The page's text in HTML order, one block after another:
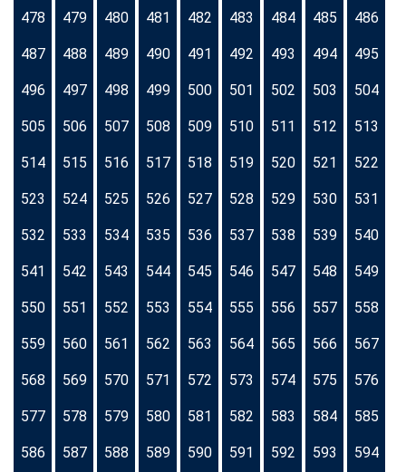
478 479 480 481 482 483 484 485 486
487 488 489 490 491 492 493 494 495
496 497 498 499 500 501 502 503 504
505 506 507 508 509 510 511 512 513
514 515 516 517 518 519 520 521 522
523 524 525 526 527 528 529 530 531
532 533 534 535 536 537 538 539 540
541 542 543 544 545 546 547 548 549
550 551 552 553 554 555 556 557 558
559 560 561 562 563 564 565 566 567
568 569 570 571 572 573 574 575 576
577 578 579 580 581 582 583 584 585
586 587 588 589 590 591 592 593 594